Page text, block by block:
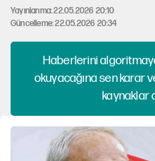
Yayınlanma: 22.05.2026 20:10
Güncelleme: 22.05.2026 20:34
Haberlerini
okuyacağına sen karar
kaynaklar